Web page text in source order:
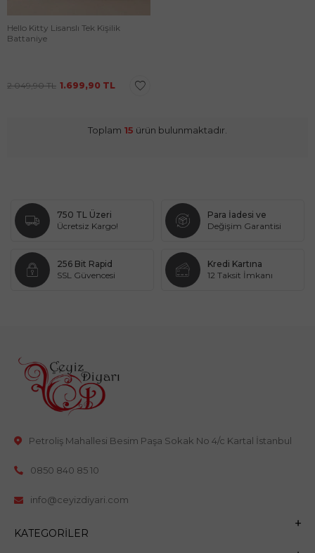
Hello Kitty Lisanslı Tek Kişilik
Battaniye
2.049,90TL 1.699,90 TL
Toplam 15 ürün bulunmaktadır.
750 TL Üzeri
Ücretsiz Kargo!
Para İadesi ve
Değişim Garantisi
256 Bit Rapid
SSL Güvencesi
Kredi Kartına
12 Taksit İmkanı
Petroliş Mahallesi Besim Paşa Sokak No 4/c Kartal İstanbul
0850 840 85 10
info@ceyizdiyari.com
KATEGORILER